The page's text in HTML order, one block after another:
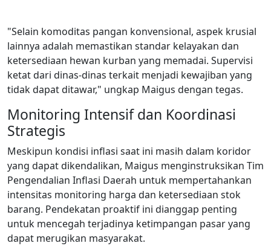
"Selain komoditas pangan konvensional, aspek krusial
lainnya adalah memastikan standar kelayakan dan
ketersediaan hewan kurban yang memadai. Supervisi
ketat dari dinas-dinas terkait menjadi kewajiban yang
tidak dapat ditawar," ungkap Maigus dengan tegas.
Monitoring Intensif dan Koordinasi
Strategis
Meskipun kondisi inflasi saat ini masih dalam koridor
yang dapat dikendalikan, Maigus menginstruksikan Tim
Pengendalian Inflasi Daerah untuk mempertahankan
intensitas monitoring harga dan ketersediaan stok
barang. Pendekatan proaktif ini dianggap penting
untuk mencegah terjadinya ketimpangan pasar yang
dapat merugikan masyarakat.